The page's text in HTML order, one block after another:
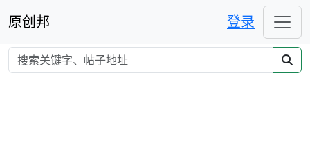
原创邦 登录